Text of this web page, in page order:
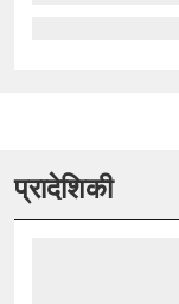
प्रादेशिकी